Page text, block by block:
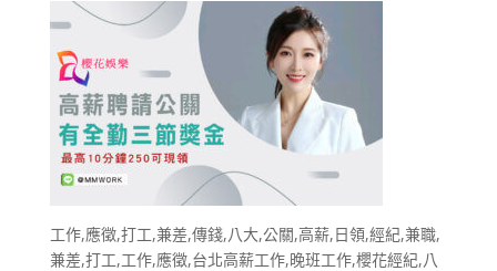
工作,應徵,打工,兼差,傳錢,八大,公關,高薪,日領,經紀,兼職,
兼差,打工,工作,應徵,台北高薪工作,晚班工作,櫻花經紀,八